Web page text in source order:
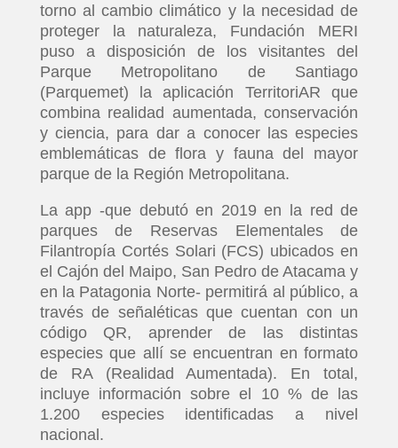
torno al cambio climático y la necesidad de
proteger la naturaleza, Fundación MERI
puso a disposición de los visitantes del
Parque Metropolitano de Santiago
(Parquemet) la aplicación TerritoriAR que
combina realidad aumentada, conservación
y ciencia, para dar a conocer las especies
emblemáticas de flora y fauna del mayor
parque de la Región Metropolitana.
La app -que debutó en 2019 en la red de
parques de Reservas Elementales de
Filantropía Cortés Solari (FCS) ubicados en
el Cajón del Maipo, San Pedro de Atacama y
en la Patagonia Norte- permitirá al público, a
través de señaléticas que cuentan con un
código QR, aprender de las distintas
especies que allí se encuentran en formato
de RA (Realidad Aumentada). En total,
incluye información sobre el 10 % de las
1.200 especies identificadas a nivel
nacional.